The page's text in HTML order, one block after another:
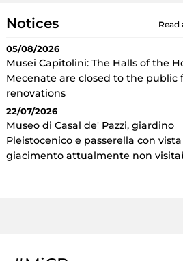
Notices read
05/08/2026
Musei Capitolini: The Halls of the
Mecenate are closed to the public
renovations
22/07/2026
Museo di Casal de' Pazzi, giardino
Pleistocenico e passerella con
giacimento attualmente non